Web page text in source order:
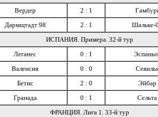
Вердер 2 : 1
Дармщтадт 98 2 : 1
Шальке-
ИСПАНИЯ. Примера. 32-й тур
Леганес 0 : 1
Валенсия 0 : 0
Бетис 2 : 0
Эйбар
Гранада 0 : 1
Сельта
ФРАНЦИЯ. Лига 1. 33-й тур